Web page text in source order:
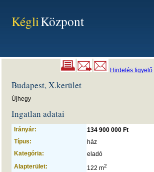
KégliKözpont
Hirdetés figyelő
Budapest, X.kerület
Újhegy
Ingatlan adatai
Irányár:
134 900 000 Ft
Típus:
ház
Kategória:
eladó
Alapterület:
122 m2